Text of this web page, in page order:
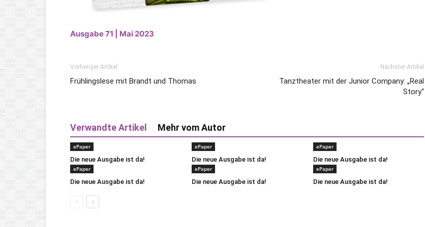
Ausgabe 71 | Mai 2023
Vorheriger Artikel
Frühlingslese mit Brandt und Thomas
Nächster Artikel
Tanztheater mit der Junior Company: „Real
Story“
Verwandte Artikel Mehr vom Autor
ePaper
Die neue Ausgabe ist da!
ePaper
Die neue Ausgabe ist da!
ePaper
Die neue Ausgabe ist da!
ePaper
Die neue Ausgabe ist da!
ePaper
Die neue Ausgabe ist da!
ePaper
Die neue Ausgabe ist da!